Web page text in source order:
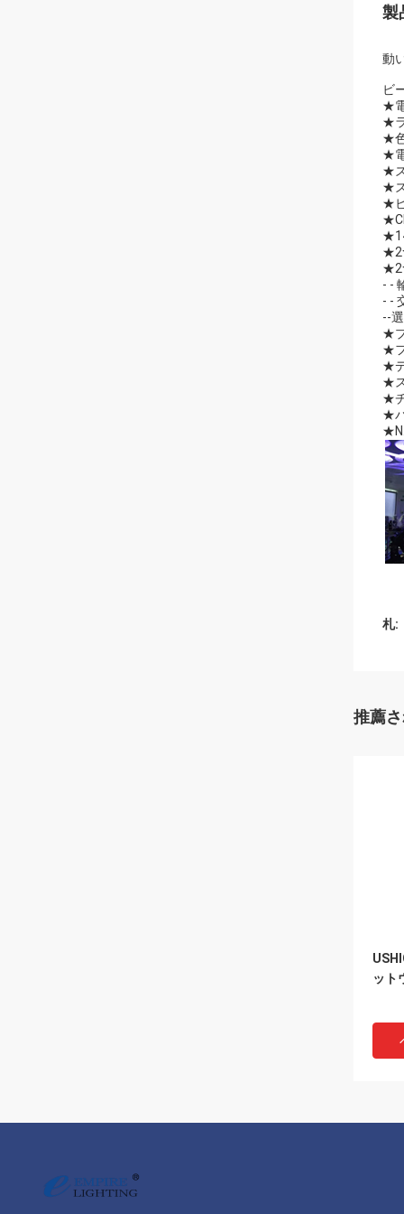
製
動
ビ
★
★
★
★
★
★
★
★2
★2
- -
- -
--
★
★
★
★
★
★
札:
推薦
ット